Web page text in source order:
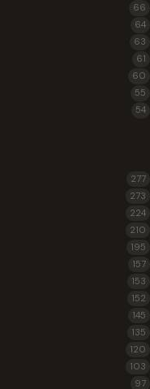
66
64
63
61
60
55
54
277
273
224
210
195
157
153
152
145
135
120
103
97